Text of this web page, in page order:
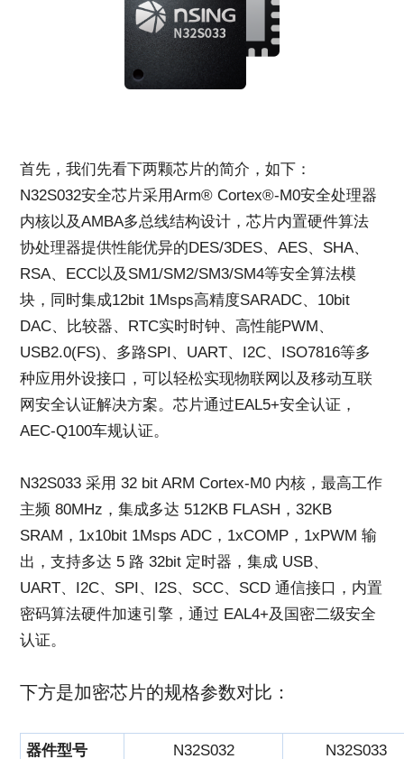
首先，我们先看下两颗芯片的简介，如下：
N32S032安全芯片采用Arm® Cortex®-M0安全处理器
内核以及AMBA多总线结构设计，芯片内置硬件算法
协处理器提供性能优异的DES/3DES、AES、SHA、
RSA、ECC以及SM1/SM2/SM3/SM4等安全算法模
块，同时集成12bit 1Msps高精度SARADC、10bit
DAC、比较器、RTC实时时钟、高性能PWM、
USB2.0(FS)、多路SPI、UART、I2C、ISO7816等多
种应用外设接口，可以轻松实现物联网以及移动互联
网安全认证解决方案。芯片通过EAL5+安全认证，
AEC-Q100车规认证。
N32S033 采用 32 bit ARM Cortex-M0 内核，最高工作
主频 80MHz，集成多达 512KB FLASH，32KB
SRAM，1x10bit 1Msps ADC，1xCOMP，1xPWM 输
出，支持多达 5 路 32bit 定时器，集成 USB、
UART、I2C、SPI、I2S、SCC、SCD 通信接口，内置
密码算法硬件加速引擎，通过 EAL4+及国密二级安全
认证。
下方是加密芯片的规格参数对比：
器件型号 N32S032 N32S033